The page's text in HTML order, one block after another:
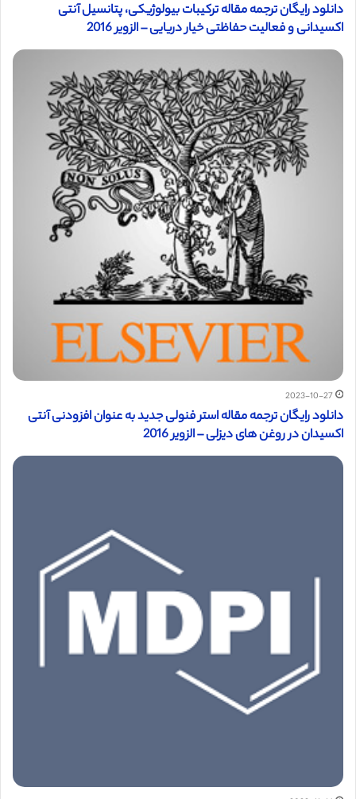
دانلود رایگان ترجمه مقاله ترکیبات بیولوژیکی، پتانسیل آنتی
اکسیدانی و فعالیت حفاظتی خیار دریایی – الزویر 2016
2023-10-27
دانلود رایگان ترجمه مقاله استر فنولی جدید به عنوان افزودنی آنتی
اکسیدان در روغن های دیزلی – الزویر 2016